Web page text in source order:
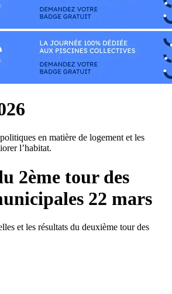
en matière de logement et les
l’habitat.
2ème tour des
22 mars
et les résultats du deuxième tour des